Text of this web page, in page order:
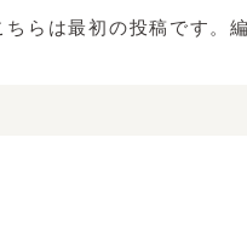
らは最初の投稿です。